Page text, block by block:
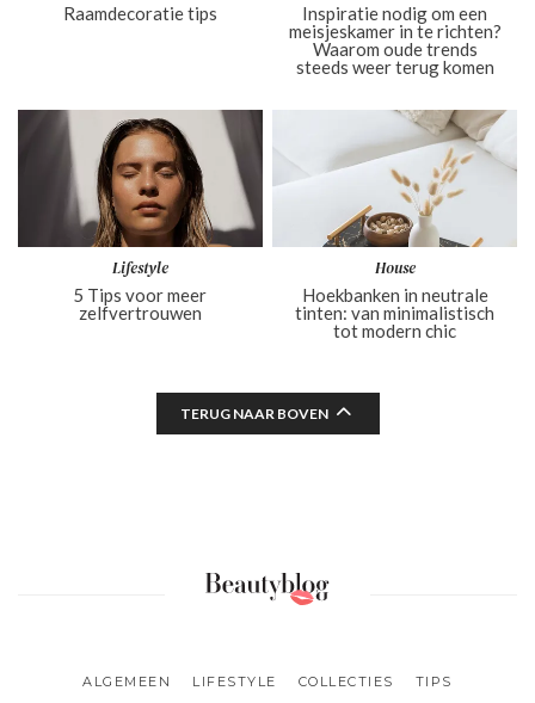
Raamdecoratie tips
Inspiratie nodig om een
meisjeskamer in te richten?
Waarom oude trends
steeds weer terug komen
Lifestyle
5 Tips voor meer
zelfvertrouwen
House
Hoekbanken in neutrale
tinten: van minimalistisch
tot modern chic
TERUG NAAR BOVEN
ALGEMEEN LIFESTYLE COLLECTIES TIPS